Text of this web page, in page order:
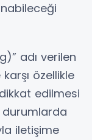
adı verilen
özellikle
edilmesi
durumlarda
iletişime